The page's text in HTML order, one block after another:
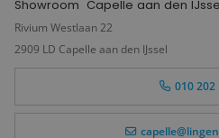
Showroom Capelle aan den
Rivium Westlaan 22
2909 LD Capelle aan den IJssel
010 202